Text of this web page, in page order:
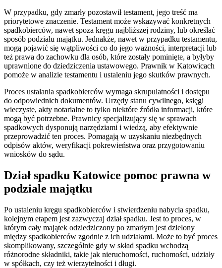
W przypadku, gdy zmarły pozostawił testament, jego treść ma
priorytetowe znaczenie. Testament może wskazywać konkretnych
spadkobierców, nawet spoza kręgu najbliższej rodziny, lub określać
sposób podziału majątku. Jednakże, nawet w przypadku testamentu,
mogą pojawić się wątpliwości co do jego ważności, interpretacji lub
też prawa do zachowku dla osób, które zostały pominięte, a byłyby
uprawnione do dziedziczenia ustawowego. Prawnik w Katowicach
pomoże w analizie testamentu i ustaleniu jego skutków prawnych.
Proces ustalania spadkobierców wymaga skrupulatności i dostępu
do odpowiednich dokumentów. Urzędy stanu cywilnego, księgi
wieczyste, akty notarialne to tylko niektóre źródła informacji, które
mogą być potrzebne. Prawnicy specjalizujący się w sprawach
spadkowych dysponują narzędziami i wiedzą, aby efektywnie
przeprowadzić ten proces. Pomagają w uzyskaniu niezbędnych
odpisów aktów, weryfikacji pokrewieństwa oraz przygotowaniu
wniosków do sądu.
Dział spadku Katowice pomoc prawna w
podziale majątku
Po ustaleniu kręgu spadkobierców i stwierdzeniu nabycia spadku,
kolejnym etapem jest zazwyczaj dział spadku. Jest to proces, w
którym cały majątek odziedziczony po zmarłym jest dzielony
między spadkobierców zgodnie z ich udziałami. Może to być proces
skomplikowany, szczególnie gdy w skład spadku wchodzą
różnorodne składniki, takie jak nieruchomości, ruchomości, udziały
w spółkach, czy też wierzytelności i długi.